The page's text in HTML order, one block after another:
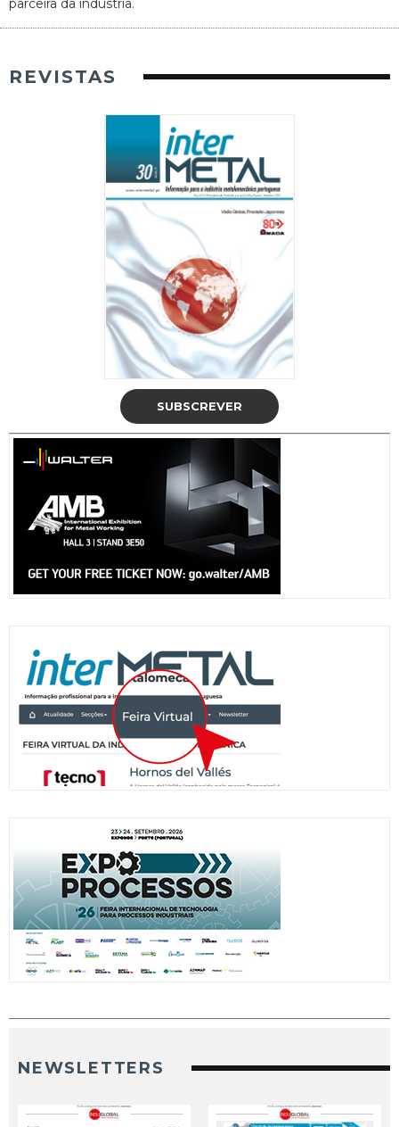
REVISTAS
SUBSCREVER
NEWSLETTERS